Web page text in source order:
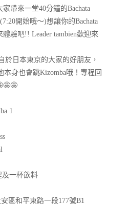
帶來一堂40分鐘的Bachata
開始哦～)想讓你的Bachata
驗吧!! Leader tambien歡迎來
於日本東京的大家的好朋友，
本身也會跳Kizomba哦！專程回
1
及一杯飲料
區和平東路一段177號B1